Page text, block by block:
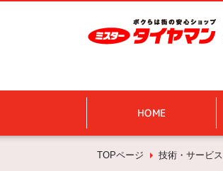
HOME
TOPページ 技術・サービス